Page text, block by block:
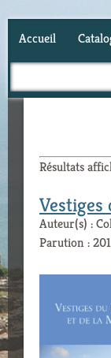
Accueil
Résultats
Auteur(s) :
Parution :